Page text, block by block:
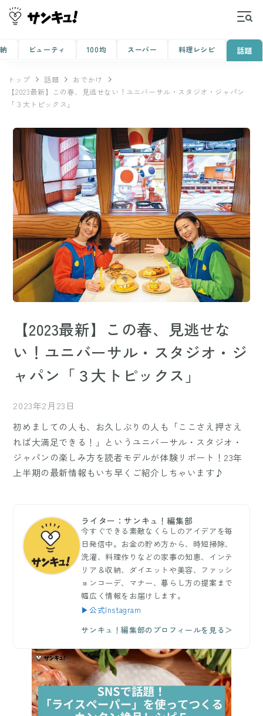
ビューティ 100均 スーパー 料理レシピ 話題
トップ 話題
おでかけ
【2023最新】この春、見逃せない！ユニバーサル・スタジオ・ジャパン
「３大トピックス」
【2023最新】この春、見逃せな
い！ユニバーサル・スタジオ・ジ
ャパン「３大トピックス」
2023年2月23日
初めましての人も、お久しぶりの人も「ここさえ押さえ
れば大満足できる！」というユニバーサル・スタジオ・
ジャパンの楽しみ方を読者モデルが体験リポート！23年
上半期の最新情報もいち早くご紹介しちゃいます♪
ライター：サンキュ！編集部
今すぐできる素敵なくらしのアイデアを毎
日発信中。お金の貯め方から、時短掃除、
洗濯、料理作りなどの家事の知恵、インテ
リア＆収納、ダイエットや美容、ファッシ
ョンコーデ、マナー、暮らし方の提案まで
幅広く情報をお届けします。
▶公式Instagram
サンキュ！編集部のプロフィールを見る＞